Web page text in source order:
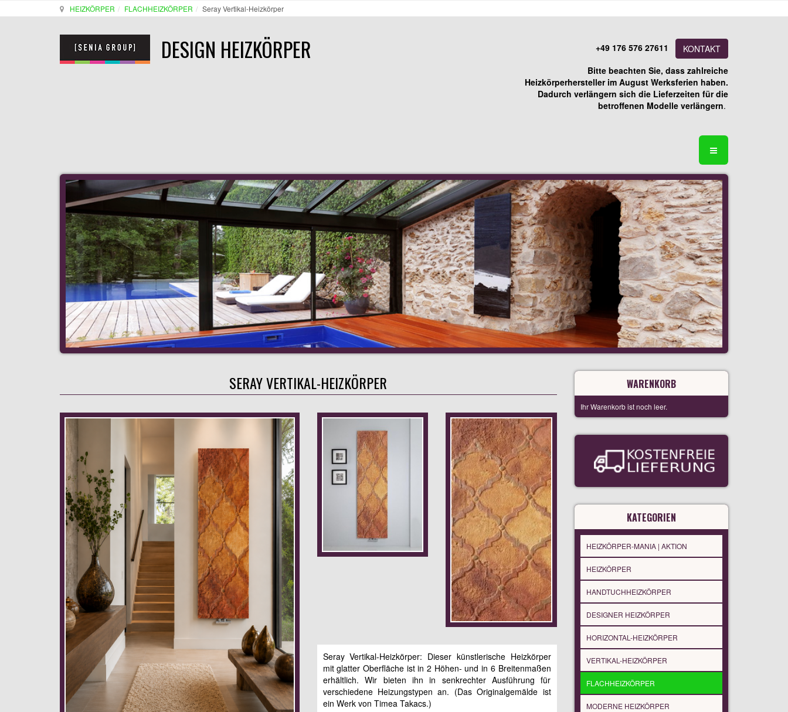
HEIZKÖRPER FLACHHEIZKÖRPER Seray Vertikal-Heizkörper
DESIGN HEIZKÖRPER +49 176 576 27611
KONTAKT
Bitte beachten Sie, dass zahlreiche
Heizkörperhersteller im August Werksferien haben.
Dadurch verlängern sich die Lieferzeiten für die
betroffenen Modelle verlängern.
SERAY VERTIKAL-HEIZKÖRPER
Seray Vertikal-Heizkörper: Dieser künstlerische Heizkörper
mit glatter Oberfläche ist in 2 Höhen- und in 6 Breitenmaßen
erhältlich. Wir bieten ihn in senkrechter Ausführung für
verschiedene Heizungstypen an. (Das Originalgemälde ist
ein Werk von Timea Takacs.)
WARENKORB
Ihr Warenkorb ist noch leer.
KATEGORIEN
HEIZKÖRPER-MANIA | AKTION
HEIZKÖRPER
HANDTUCHHEIZKÖRPER
DESIGNER HEIZKÖRPER
HORIZONTAL-HEIZKÖRPER
VERTIKAL-HEIZKÖRPER
FLACHHEIZKÖRPER
MODERNE HEIZKÖRPER